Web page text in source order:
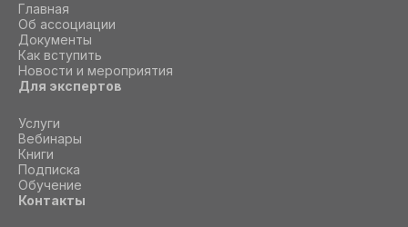
Главная
Об ассоциации
Документы
Как вступить
Новости и мероприятия
Для экспертов
Услуги
Вебинары
Книги
Подписка
Обучение
Контакты